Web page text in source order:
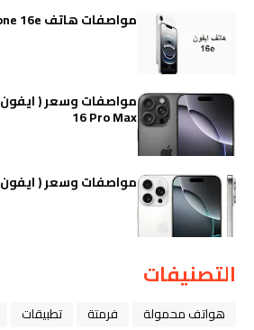
مواصفات هاتف iPhone 16e
16 Pro Max
مواصفات وسعر ( ايفون 16 برو ) iPhone 16 Pro
التصنيفات
هواتف محمولة فرمتة تطبيقات